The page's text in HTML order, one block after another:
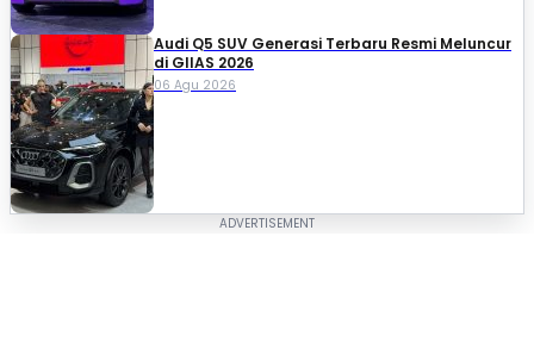
Audi Q5 SUV Generasi Terbaru Resmi Meluncur
di GIIAS 2026
06 Agu 2026